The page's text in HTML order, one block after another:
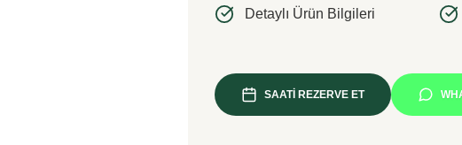
Detaylı Ürün Bilgileri
SAATİ REZERVE ET